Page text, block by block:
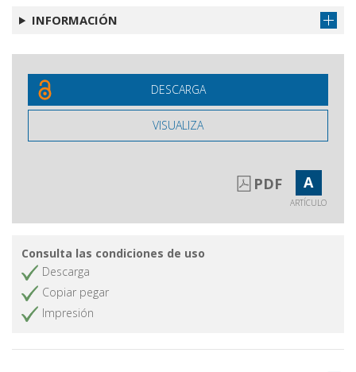
INFORMACIÓN
DESCARGA
VISUALIZA
PDF A
ARTÍCULO
Consulta las condiciones de uso
Descarga
Copiar pegar
Impresión